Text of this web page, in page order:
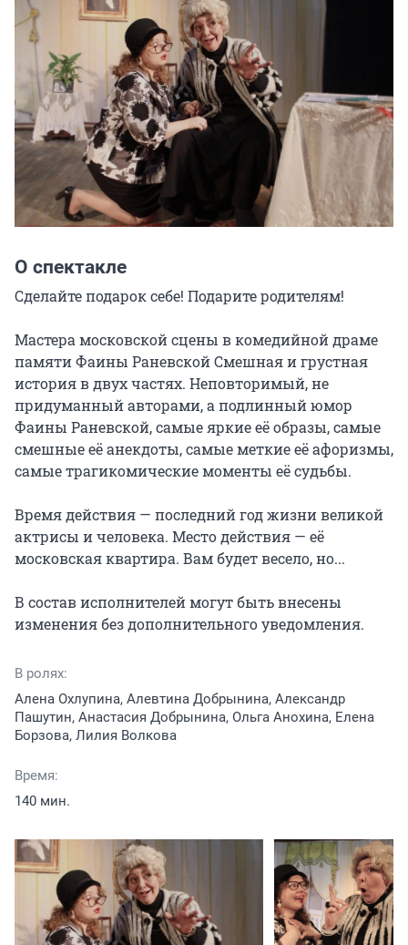
О спектакле
Сделайте подарок себе! Подарите родителям!
Мастера московской сцены в комедийной драме
памяти Фаины Раневской Смешная и грустная
история в двух частях. Неповторимый, не
придуманный авторами, а подлинный юмор
Фаины Раневской, самые яркие её образы, самые
смешные её анекдоты, самые меткие её афоризмы,
самые трагикомические моменты её судьбы.
Время действия — последний год жизни великой
актрисы и человека. Место действия — её
московская квартира. Вам будет весело, но...
В состав исполнителей могут быть внесены
изменения без дополнительного уведомления.
В ролях:
Алена Охлупина, Алевтина Добрынина, Александр
Пашутин, Анастасия Добрынина, Ольга Анохина, Елена
Борзова, Лилия Волкова
Время:
140 мин.